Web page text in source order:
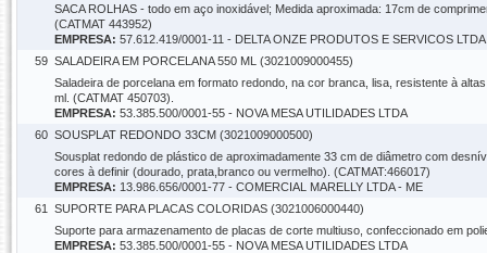
SACA ROLHAS - todo em aço inoxidável; Medida aproximada: 17cm de
(CATMAT 443952)
EMPRESA: 57.612.419/0001-11 - DELTA ONZE PRODUTOS E SERVICOS LTDA
59 SALADEIRA EM PORCELANA 550 ML (3021009000455)
Saladeira de porcelana em formato redondo, na cor branca, lisa, resistente à
ml. (CATMAT 450703).
EMPRESA: 53.385.500/0001-55 - NOVA MESA UTILIDADES LTDA
60 SOUSPLAT REDONDO 33CM (3021009000500)
Sousplat redondo de plástico de aproximadamente 33 cm de diâmetro com
cores à definir (dourado, prata,branco ou vermelho). (CATMAT:466017)
EMPRESA: 13.986.656/0001-77 - COMERCIAL MARELLY LTDA - ME
61
SUPORTE PARA PLACAS COLORIDAS (3021006000440)
Suporte para armazenamento de placas de corte multiuso, confeccionado em
EMPRESA: 53.385.500/0001-55 - NOVA MESA UTILIDADES LTDA